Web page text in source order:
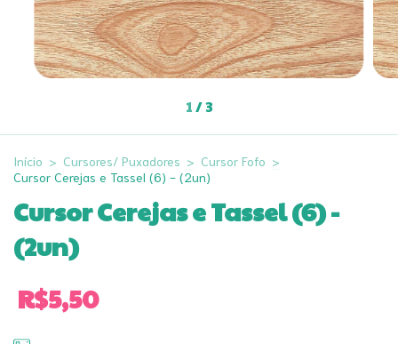
1/3
Início > Cursores/ Puxadores > Cursor Fofo >
Cursor Cerejas e Tassel (6) - (2un)
Cursor Cerejas e Tassel (6) -
(2un)
R$5,50